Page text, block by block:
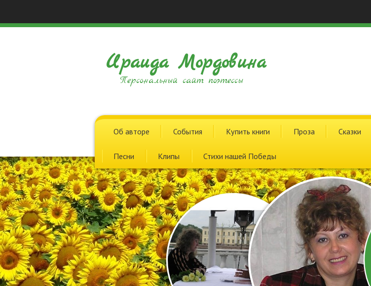
Ираида Мордовина
Персональный сайт поэтессы
Об авторе События Купить книги Проза Сказки
Песни Клипы Стихи нашей Победы